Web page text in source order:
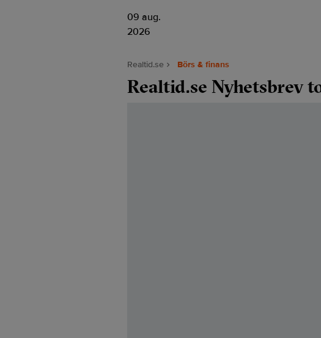
09 aug.
2026
Realtid.se Börs & finans
Realtid.se Nyhetsbrev